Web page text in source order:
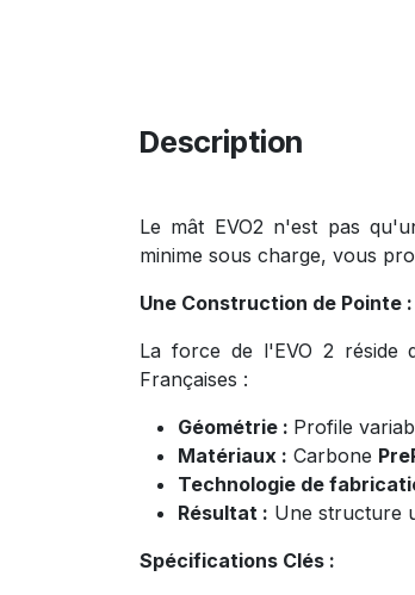
Description
Le mât EVO2 n'est pas
minime sous charge, vous
Une Construction de Pointe
La force de l'EVO 2 réside
Françaises :
Géométrie : Profile
Matériaux : Carbone
Technologie de
Résultat : Une structure
Spécifications Clés :